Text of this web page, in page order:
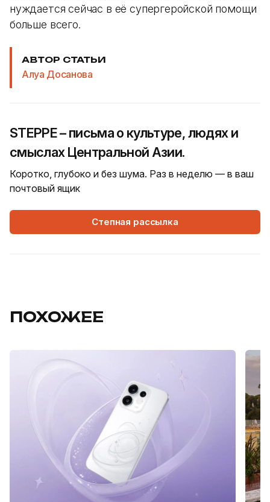
нуждается сейчас в её супергеройской помощи
больше всего.
АВТОР СТАТЬИ
Алуа Досанова
STEPPE – письма о культуре, людях и
смыслах Центральной Азии.
Коротко, глубоко и без шума. Раз в неделю — в ваш
почтовый ящик
Степная рассылка
ПОХОЖЕЕ